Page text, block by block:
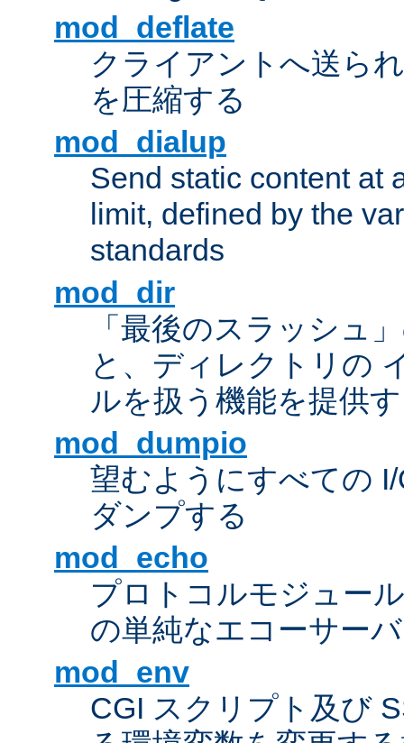
mod_deflate
クライアントへ送ら
を圧縮する
mod_dialup
Send static content at
limit, defined by the
standards
mod_dir
「最後のスラッシュ
と、ディレクトリの
ルを扱う機能を提供
mod_dumpio
望むようにすべての
ダンプする
mod_echo
プロトコルモジュー
の単純なエコーサーバ
mod_env
CGI スクリプト及び